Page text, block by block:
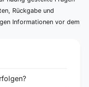
Rückgabe und
Informationen vor dem